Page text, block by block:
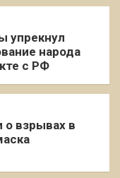
упрекнул
народа
с РФ
взрывах в